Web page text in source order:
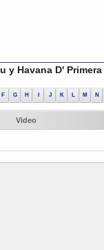
y Havana D'
F G H J K L M N
Video